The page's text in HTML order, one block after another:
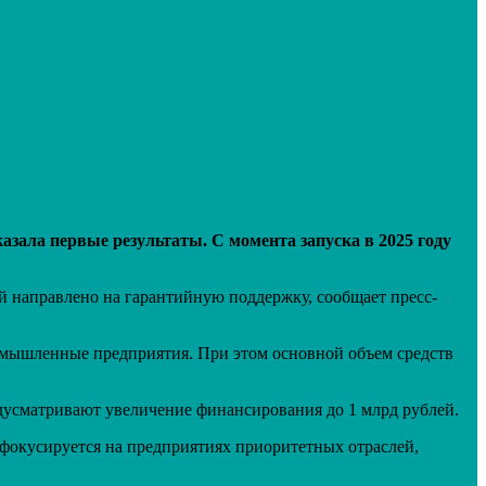
первые результаты. С момента запуска в 2025 году
на гарантийную поддержку, сообщает пресс-
предприятия. При этом основной объем средств
увеличение финансирования до 1 млрд рублей.
на предприятиях приоритетных отраслей,